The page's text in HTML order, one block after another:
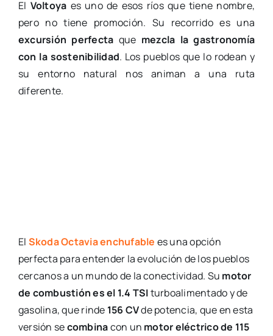
El Voltoya es uno de esos ríos que tiene nombre,
pero no tiene promoción. Su recorrido es una
excursión perfecta que mezcla la gastronomía
con la sostenibilidad. Los pueblos que lo rodean y
su entorno natural nos animan a una ruta
diferente.
El Skoda Octavia enchufable es una opción
perfecta para entender la evolución de los pueblos
cercanos a un mundo de la conectividad. Su motor
de combustión es el 1.4 TSIturboalimentado y de
gasolina, que rinde 156 CVde potencia, que en esta
versión secombinacon un motor eléctrico de 115